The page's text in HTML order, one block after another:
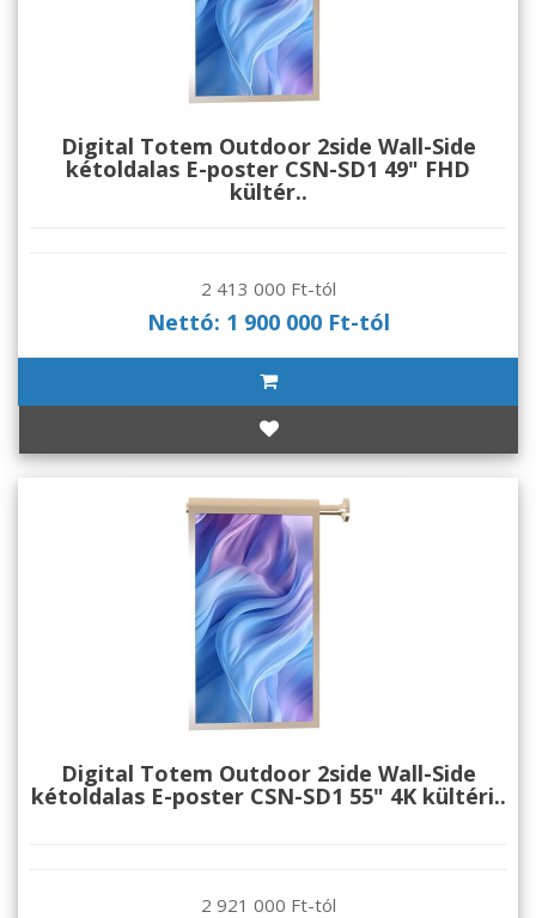
Digital Totem Outdoor 2side Wall-Side
kétoldalas E-poster CSN-SD1 49" FHD
kültér..
2 413 000 Ft-tól
Nettó: 1 900 000 Ft-tól
Digital Totem Outdoor 2side Wall-Side
kétoldalas E-poster CSN-SD1 55" 4K kültéri..
2 921 000 Ft-tól